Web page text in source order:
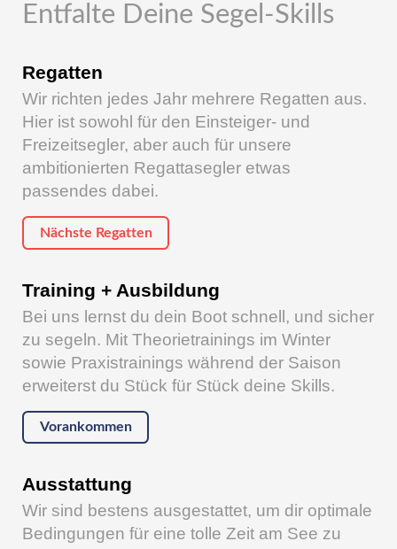
Entfalte Deine Segel-Skills
Regatten
Wir richten jedes Jahr mehrere Regatten aus.
Hier ist sowohl für den Einsteiger- und
Freizeitsegler, aber auch für unsere
ambitionierten Regattasegler etwas
passendes dabei.
Nächste Regatten
Training + Ausbildung
Bei uns lernst du dein Boot schnell, und sicher
zu segeln. Mit Theorietrainings im Winter
sowie Praxistrainings während der Saison
erweiterst du Stück für Stück deine Skills.
Vorankommen
Ausstattung
Wir sind bestens ausgestattet, um dir optimale
Bedingungen für eine tolle Zeit am See zu